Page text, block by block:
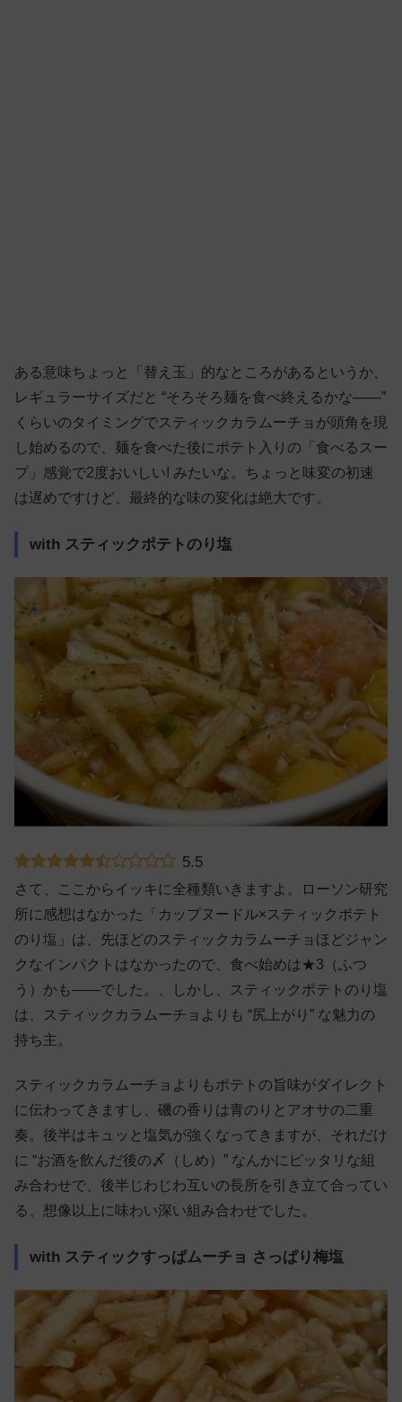
ある意味ちょっと「替え玉」的なところがあるというか、
レギュラーサイズだと “そろそろ麺を食べ終えるかな——”
くらいのタイミングでスティックカラムーチョが頭角を現
し始めるので、麺を食べた後にポテト入りの「食べるスー
プ」感覚で2度おいしい! みたいな。ちょっと味変の初速
は遅めですけど、最終的な味の変化は絶大です。
with スティックポテトのり塩
5.5
さて、ここからイッキに全種類いきますよ。ローソン研究
所に感想はなかった「カップヌードル×スティックポテト
のり塩」は、先ほどのスティックカラムーチョほどジャン
クなインパクトはなかったので、食べ始めは★3（ふつ
う）かも——でした。、しかし、スティックポテトのり塩
は、スティックカラムーチョよりも “尻上がり” な魅力の
持ち主。
スティックカラムーチョよりもポテトの旨味がダイレクト
に伝わってきますし、磯の香りは青のりとアオサの二重
奏。後半はキュッと塩気が強くなってきますが、それだけ
に “お酒を飲んだ後の〆（しめ）” なんかにピッタリな組
み合わせで、後半じわじわ互いの長所を引き立て合ってい
る、想像以上に味わい深い組み合わせでした。
with スティックすっぱムーチョ さっぱり梅塩